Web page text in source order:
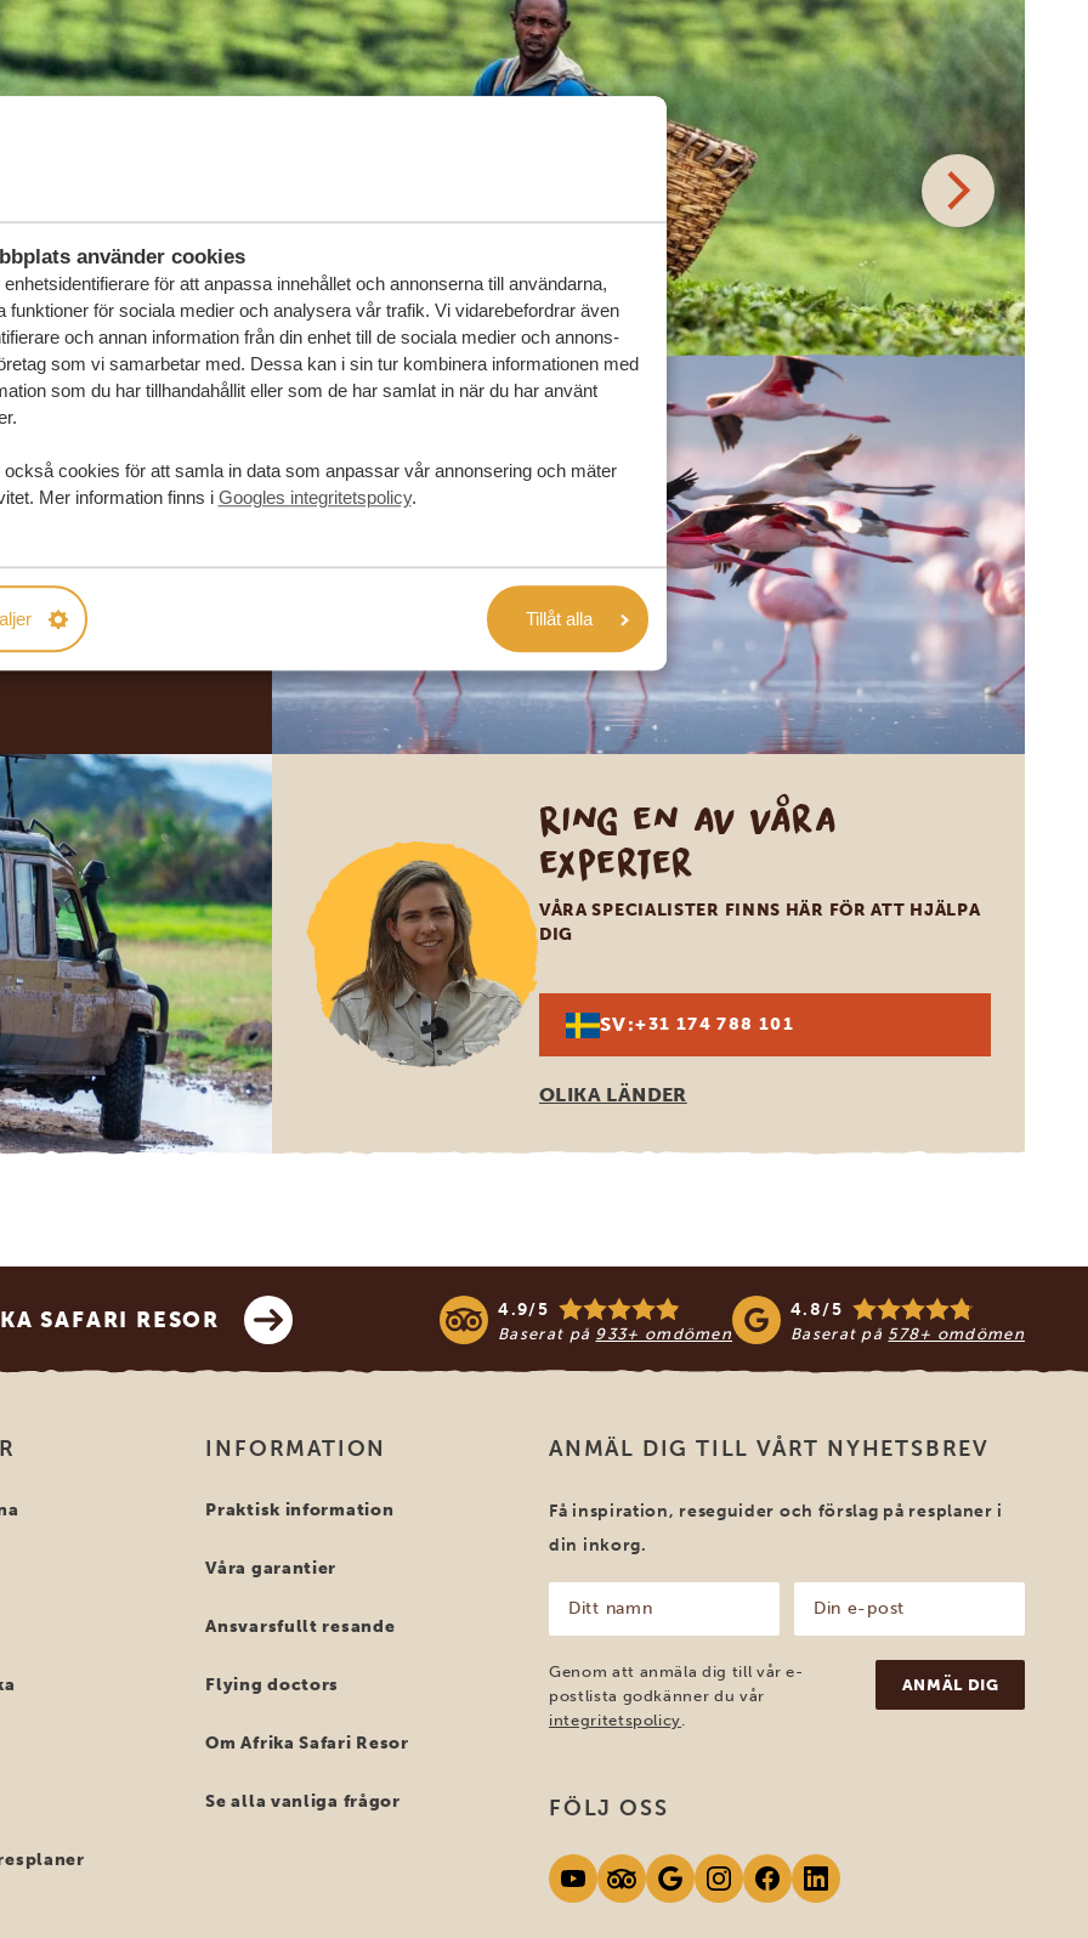
använder cookies
för att anpassa innehållet och annonserna till användarna,
funktioner för sociala medier och analysera vår trafik. Vi vidarebefordrar även
och annan information från din enhet till de sociala medier och annons-
som vi samarbetar med. Dessa kan i sin tur kombinera informationen med
som du har tillhandahållit eller som de har samlat in när du har använt
också cookies för att samla in data som anpassar vår annonsering och mäter
Mer information finns i Googles integritetspolicy.
Tillåt alla
drömresa
Ring en av våra
experter
VÅRA SPECIALISTER FINNS HÄR FÖR ATT HJÄLPA
DIG
SV:+31 174 788 101
OLIKA LÄNDER
SAFARI RESOR 4.9/5
Baserat på 933+ omdömen
4.8/5
Baserat på 578+ omdömen
INFORMATION
Praktisk information
Våra garantier
Ansvarsfullt resande
Flying doctors
Om Afrika Safari Resor
Se alla vanliga frågor
ANMÄL DIG TILL VÅRT NYHETSBREV
Få inspiration, reseguider och förslag på resplaner i
din inkorg.
namn
(Obligatoriskt)
post
(Obligatoriskt)
Genom att anmäla dig till vår e-
postlista godkänner du vår
integritetspolicy.
FÖLJ OSS